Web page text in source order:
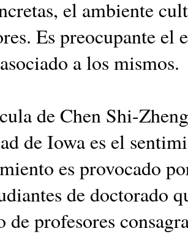
el ambiente
Es preocupante el
a los mismos.
de Chen Shi-
de Iowa es el
es provocado
de doctorado
de profesores